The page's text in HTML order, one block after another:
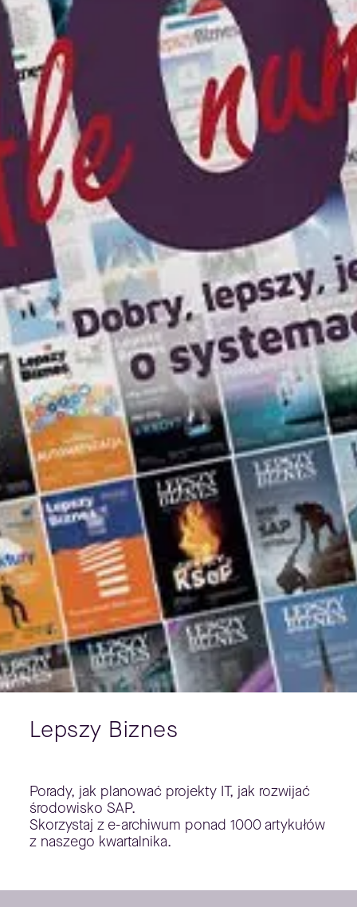
Lepszy Biznes
Porady, jak planować projekty IT, jak rozwijać
środowisko SAP.
Skorzystaj z e-archiwum ponad 1000 artykułów
z naszego kwartalnika.